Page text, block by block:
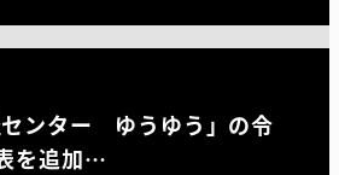
センター ゆうゆう」の令
を追加…